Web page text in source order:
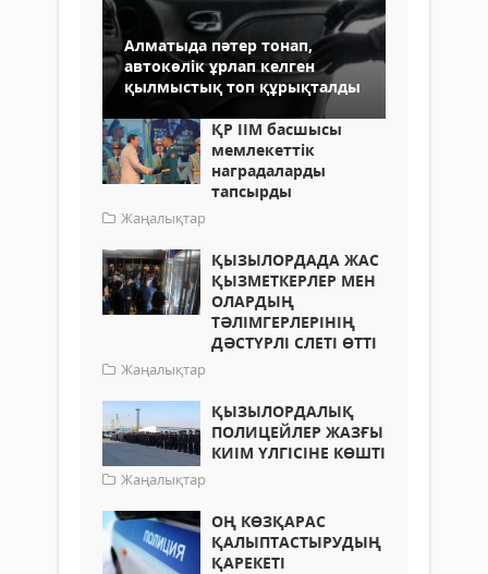
Алматыда пәтер тонап,
автокөлік ұрлап келген
қылмыстық топ құрықталды
ҚР ІІМ басшысы
мемлекеттік
наградаларды
тапсырды
Жаңалықтар
ҚЫЗЫЛОРДАДА ЖАС
ҚЫЗМЕТКЕРЛЕР МЕН
ОЛАРДЫҢ
ТӘЛІМГЕРЛЕРІНІҢ
ДӘСТҮРЛІ СЛЕТІ ӨТТІ
Жаңалықтар
ҚЫЗЫЛОРДАЛЫҚ
ПОЛИЦЕЙЛЕР ЖАЗҒЫ
КИІМ ҮЛГІСІНЕ КӨШТІ
Жаңалықтар
ОҢ КӨЗҚАРАС
ҚАЛЫПТАСТЫРУДЫҢ
ҚАРЕКЕТІ